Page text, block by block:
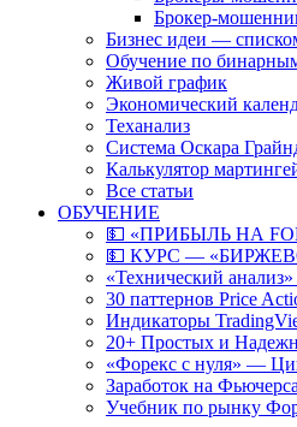
Брокер-
Бизнес идеи —
Обучение по
Живой график
Экономический
Теханализ
Система Оскара
Калькулятор
Все статьи
ОБУЧЕНИЕ
💵 «ПРИБЫЛЬ НА
💵 КУРС —
«Технический
30 паттернов Price
Индикаторы
20+ Простых и
«Форекс с нуля» —
Заработок на
Учебник по рынку